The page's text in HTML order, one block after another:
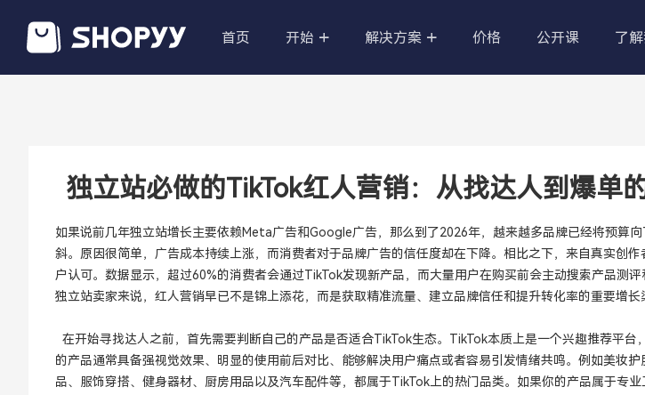
首页 开始 解决方案
启新局
国际品牌商店
高大上、产品导向 、品牌故事 = 品
牌官网
外贸
快速搭
便用，
私有化部署
资深技术团队维护，持续迭代更新。
价格 公开课 了
独立站必做的TikTok红人营销：从找达人到爆单
如果说前几年独立站增长主要依赖Meta广告和Google广告，那么到了2026年，越来越多品牌已经将预算
斜。原因很简单，广告成本持续上涨，而消费者对于品牌广告的信任度却在下降。相比之下，来自真实创作
户认可。数据显示，超过60%的消费者会通过TikTok发现新产品，而大量用户在购买前会主动搜索产品测
独立站卖家来说，红人营销早已不是锦上添花，而是获取精准流量、建立品牌信任和提升转化率的重要增长
在开始寻找达人之前，首先需要判断自己的产品是否适合TikTok生态。TikTok本质上是一个兴趣推荐平台
的产品通常具备强视觉效果、明显的使用前后对比、能够解决用户痛点或者容易引发情绪共鸣。例如美妆
品、服饰穿搭、健身器材、厨房用品以及汽车配件等，都属于TikTok上的热门品类。如果你的产品属于专